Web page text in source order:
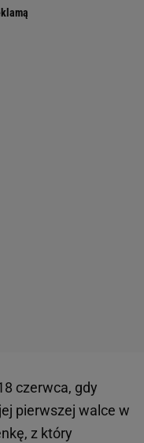
czerwca, gdy
pierwszej walce w
z który